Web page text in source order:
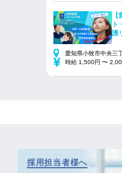
ト
護
愛知県小牧市中央三
時給 1,500円 〜
採用担当者様へ